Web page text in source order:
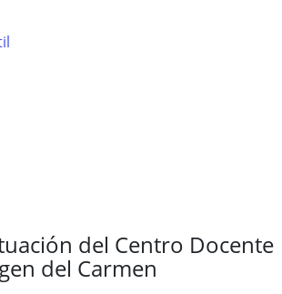
del Centro Docente
del Carmen